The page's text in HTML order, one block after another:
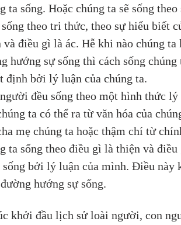
ta sống. Hoặc chúng ta sẽ sống
sống theo tri thức, theo sự hiểu biết
và điều gì là ác. Hễ khi nào chúng ta
hướng sự sống thì cách sống chúng
định bởi lý luận của chúng ta.
đều sống theo một hình thức lý
ta có thể ra từ văn hóa của
mẹ chúng ta hoặc thậm chí từ
ta sống theo điều gì là thiện và
sống bởi lý luận của mình. Điều này
hướng sự sống.
khởi đầu lịch sử loài người, con